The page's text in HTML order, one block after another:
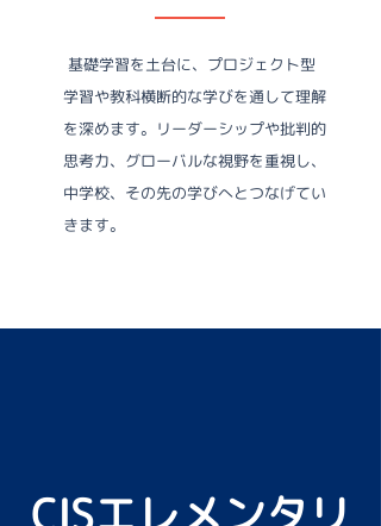
基礎学習を土台に、プロジェクト型
学習や教科横断的な学びを通して理解
を深めます。リーダーシップや批判的
思考力、グローバルな視野を重視し、
中学校、その先の学びへとつなげてい
きます。